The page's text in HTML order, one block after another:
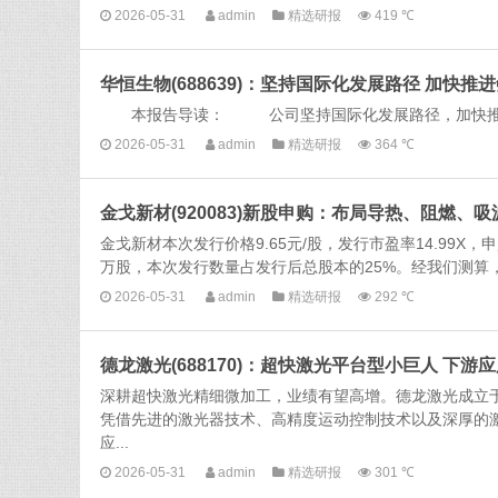
2026-05-31 admin 精选研报 419 ℃
华恒生物(688639)：坚持国际化发展路径 加快推
本报告导读： 公司坚持国际化发展路径，加快
2026-05-31 admin 精选研报 364 ℃
金戈新材(920083)新股申购：布局导热、阻燃、
金戈新材本次发行价格9.65元/股，发行市盈率14.99X，
万股，本次发行数量占发行后总股本的25%。经我们测
2026-05-31 admin 精选研报 292 ℃
德龙激光(688170)：超快激光平台型小巨人 下游
深耕超快激光精细微加工，业绩有望高增。德龙激光成
凭借先进的激光器技术、高精度运动控制技术以及深厚
应...
2026-05-31 admin 精选研报 301 ℃